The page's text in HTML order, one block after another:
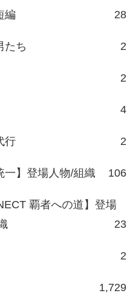
編 28
たち 2
2
4
行 2
一】登場人物/組織 106
覇者への道】登場
23
2
1,729